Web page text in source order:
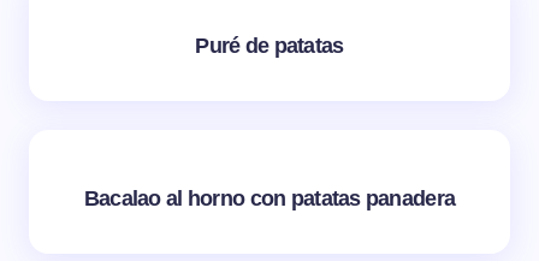
Puré de patatas
Bacalao al horno con patatas panadera